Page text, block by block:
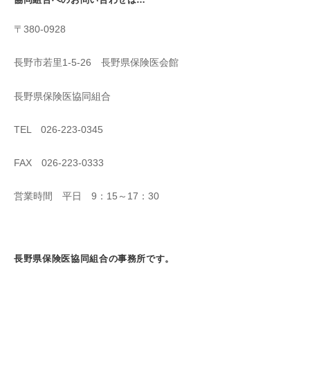
〒380-0928
長野市若里1-5-26 長野県保険医会館
長野県保険医協同組合
TEL 026-223-0345
FAX 026-223-0333
営業時間 平日 9：15～17：30
長野県保険医協同組合の事務所です。